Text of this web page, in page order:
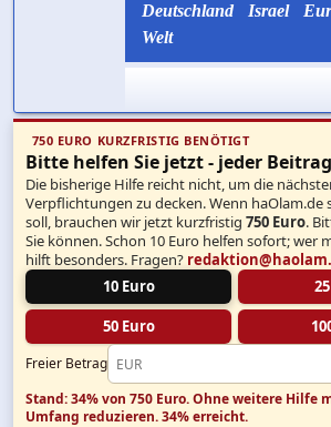
Deutschland Israel
Welt
750 EURO KURZFRISTIG BENÖTIGT
Bitte helfen Sie jetzt - jeder
Die bisherige Hilfe reicht nicht, um die
Verpflichtungen zu decken. Wenn haOlam.de
soll, brauchen wir jetzt kurzfristig750 Euro.
Sie können. Schon 10 Euro helfen sofort; wer
hilft besonders. Fragen?
10 Euro
50 Euro
Freier Betrag
Stand: 34% von 750 Euro.Ohne weitere Hilfe
Umfang reduzieren.34% erreicht.